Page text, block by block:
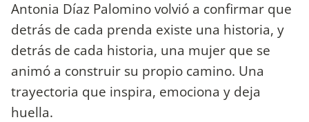
Antonia Díaz Palomino volvió a confirmar que
detrás de cada prenda existe una historia, y
detrás de cada historia, una mujer que se
animó a construir su propio camino. Una
trayectoria que inspira, emociona y deja
huella.